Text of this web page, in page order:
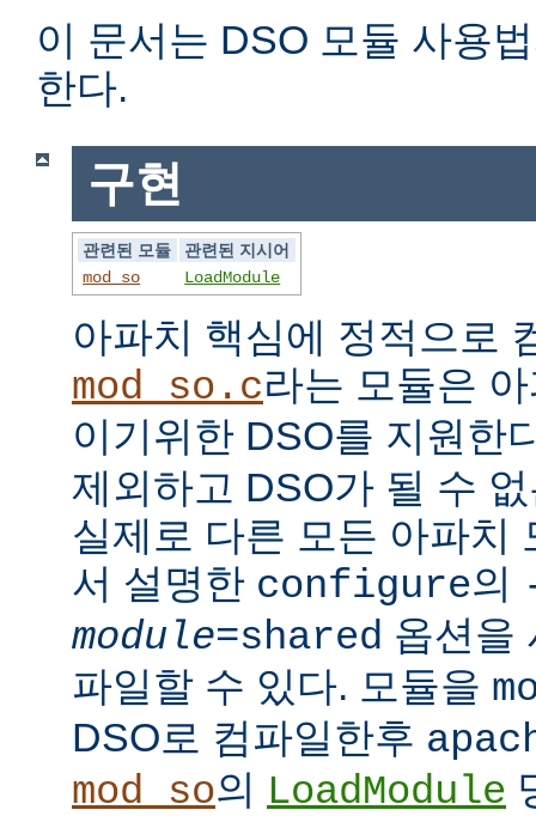
이 문서는 DSO 모듈 사용
한다.
구현
관련된 모듈
관련된 지시어
mod_so
LoadModule
아파치 핵심에 정적으로
mod_so.c라는 모듈은
이기위한 DSO를 지원한
제외하고 DSO가 될 수
실제로 다른 모든 아파치
서 설명한 configure의
module=shared 옵션을
파일할 수 있다. 모듈을
DSO로 컴파일한후
mod_so의 LoadModule